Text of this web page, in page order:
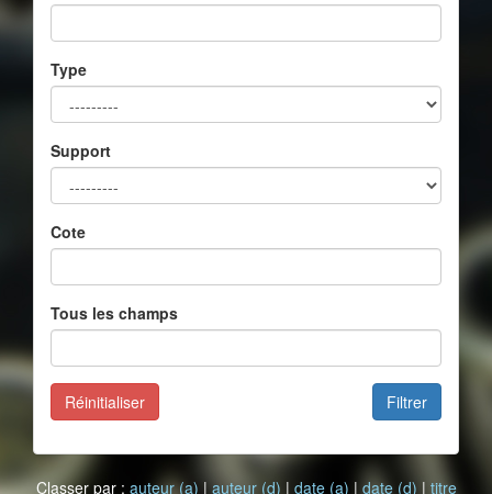
Type
Support
Cote
Tous les champs
Filtrer
Réinitialiser
Classer par : auteur (a) | auteur (d) | date (a) | date (d) | titre